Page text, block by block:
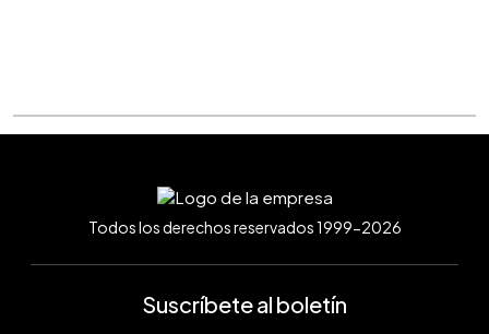
Todos los derechos reservados 1999-2026
Suscríbete al boletín